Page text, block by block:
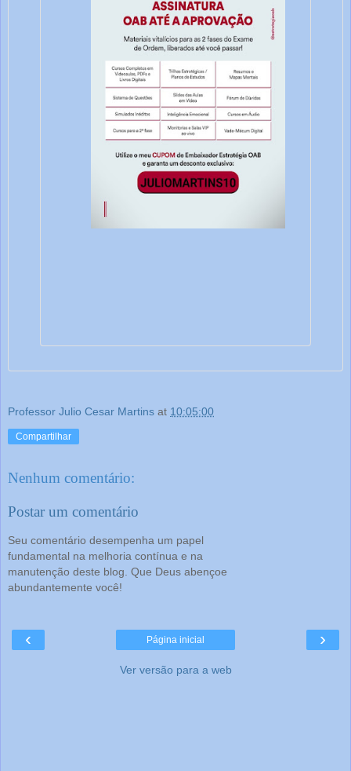
Professor Julio Cesar Martins at 10:05:00
Compartilhar
Nenhum comentário:
Postar um comentário
Seu comentário desempenha um papel
fundamental na melhoria contínua e na
manutenção deste blog. Que Deus abençoe
abundantemente você!
‹ ›
Página inicial
Ver versão para a web